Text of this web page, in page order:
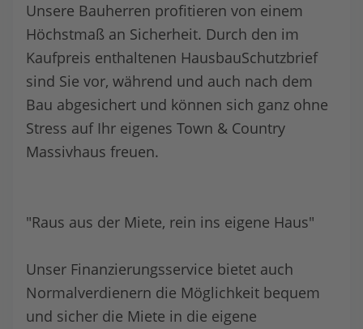
Unsere Bauherren profitieren von einem
Höchstmaß an Sicherheit. Durch den im
Kaufpreis enthaltenen HausbauSchutzbrief
sind Sie vor, während und auch nach dem
Bau abgesichert und können sich ganz ohne
Stress auf Ihr eigenes Town & Country
Massivhaus freuen.
"Raus aus der Miete, rein ins eigene Haus"
Unser Finanzierungsservice bietet auch
Normalverdienern die Möglichkeit bequem
und sicher die Miete in die eigene